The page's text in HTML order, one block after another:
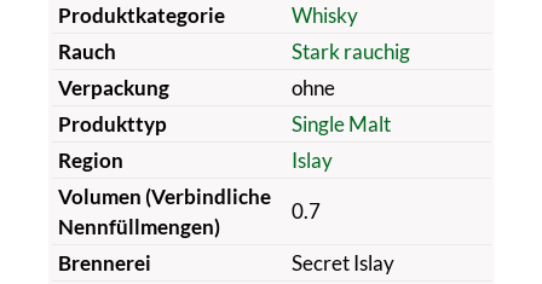
Produktkategorie
Whisky
Rauch
Stark rauchig
Verpackung
ohne
Produkttyp
Single Malt
Region
Islay
Volumen (Verbindliche
Nennfüllmengen)
0.7
Brennerei
Secret Islay